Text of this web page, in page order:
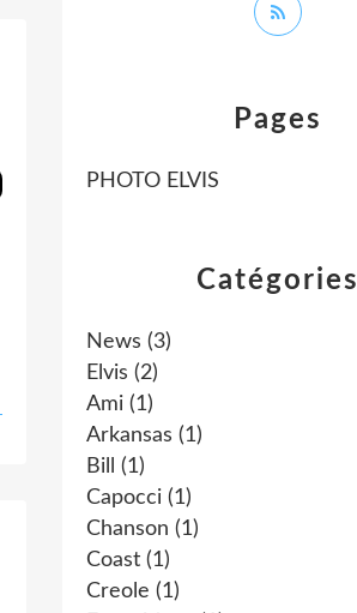
Catégories
News (3)
Elvis (2)
Ami (1)
Arkansas (1)
Bill
(1)
Capocci (1)
Chanson (1)
Coast (1)
Creole (1)
Pages
PHOTO ELVIS